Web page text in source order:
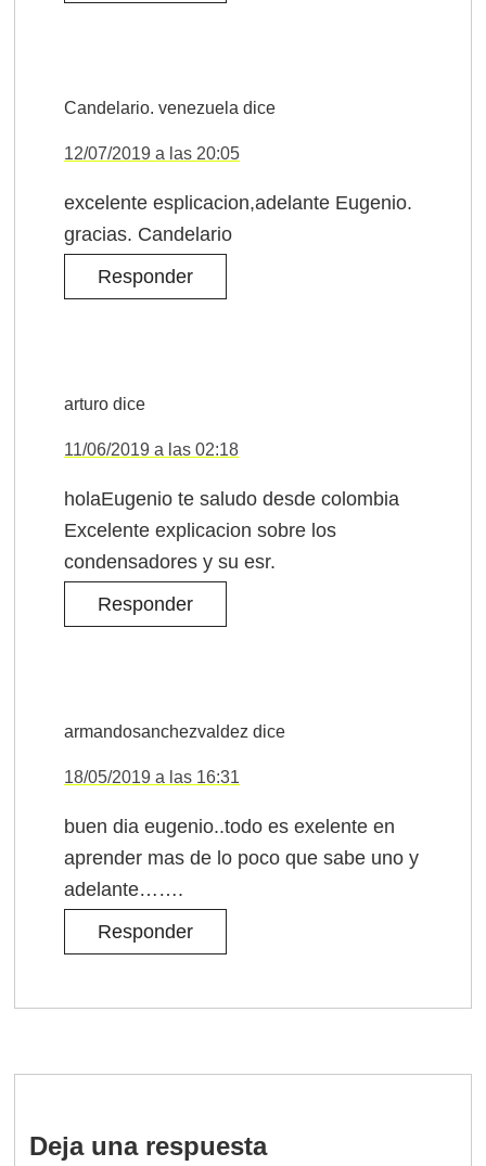
Candelario. venezuela dice
12/07/2019 a las 20:05
excelente esplicacion,adelante Eugenio.
gracias. Candelario
Responder
arturo dice
11/06/2019 a las 02:18
holaEugenio te saludo desde colombia
Excelente explicacion sobre los
condensadores y su esr.
Responder
armandosanchezvaldez dice
18/05/2019 a las 16:31
buen dia eugenio..todo es exelente en
aprender mas de lo poco que sabe uno y
adelante…….
Responder
Deja una respuesta